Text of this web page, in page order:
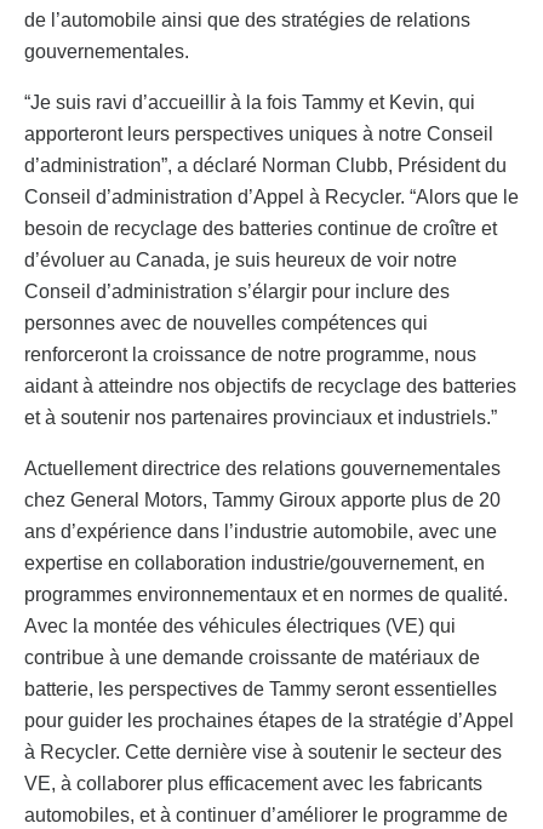
de l’automobile ainsi que des stratégies de relations
gouvernementales.
“Je suis ravi d’accueillir à la fois Tammy et Kevin, qui
apporteront leurs perspectives uniques à notre Conseil
d’administration”, a déclaré Norman Clubb, Président du
Conseil d’administration d’Appel à Recycler. “Alors que le
besoin de recyclage des batteries continue de croître et
d’évoluer au Canada, je suis heureux de voir notre
Conseil d’administration s’élargir pour inclure des
personnes avec de nouvelles compétences qui
renforceront la croissance de notre programme, nous
aidant à atteindre nos objectifs de recyclage des batteries
et à soutenir nos partenaires provinciaux et industriels.”
Actuellement directrice des relations gouvernementales
chez General Motors, Tammy Giroux apporte plus de 20
ans d’expérience dans l’industrie automobile, avec une
expertise en collaboration industrie/gouvernement, en
programmes environnementaux et en normes de qualité.
Avec la montée des véhicules électriques (VE) qui
contribue à une demande croissante de matériaux de
batterie, les perspectives de Tammy seront essentielles
pour guider les prochaines étapes de la stratégie d’Appel
à Recycler. Cette dernière vise à soutenir le secteur des
VE, à collaborer plus efficacement avec les fabricants
automobiles, et à continuer d’améliorer le programme de